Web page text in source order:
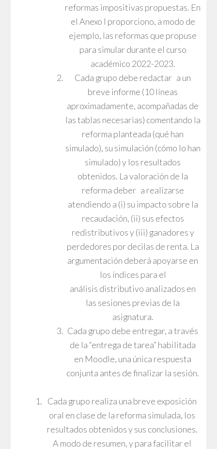
reformas impositivas propuestas. En
el Anexo I proporciono, a modo de
ejemplo, las reformas que propuse
para simular durante el curso
académico 2022-2023.
Cada grupo debe redactar a un
breve informe (10 líneas
aproximadamente, acompañadas de
las tablas necesarias) comentando la
reforma planteada (qué han
simulado), su simulación (cómo lo han
simulado) y los resultados
obtenidos. La valoración de la
reforma deber a realizarse
atendiendo a (i) su impacto sobre la
recaudación, (ii) sus efectos
redistributivos y (iii) ganadores y
perdedores por decilas de renta. La
argumentación deberá apoyarse en
los índices para el
análisis distributivo analizados en
las sesiones previas de la
asignatura.
Cada grupo debe entregar, a través
de la “entrega de tarea” habilitada
en Moodle, una única respuesta
conjunta antes de finalizar la sesión.
Cada grupo realiza una breve exposición
oral en clase de la reforma simulada, los
resultados obtenidos y sus conclusiones.
A modo de resumen, y para facilitar el